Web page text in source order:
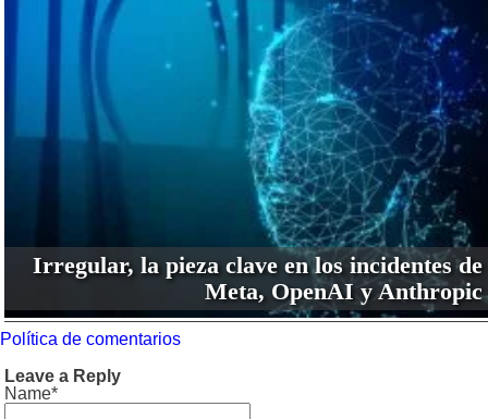
Irregular, la pieza clave en los incidentes de
Meta, OpenAI y Anthropic
Política de comentarios
Leave a Reply
Name*